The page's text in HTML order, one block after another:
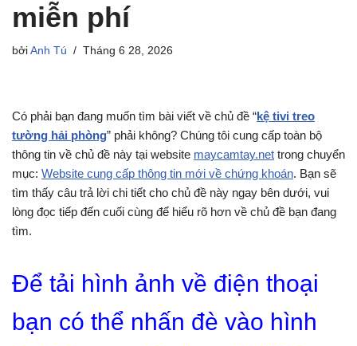
miễn phí
bởi Anh Tú Tháng 6 28, 2026
Có phải bạn đang muốn tìm bài viết về chủ đề “kệ tivi treo
tường hải phòng” phải không? Chúng tôi cung cấp toàn bộ
thông tin về chủ đề này tại website maycamtay.net trong chuyển
mục: Website cung cấp thông tin mới về chứng khoán. Bạn sẽ
tìm thấy câu trả lời chi tiết cho chủ đề này ngay bên dưới, vui
lòng đọc tiếp đến cuối cùng để hiểu rõ hơn về chủ đề bạn đang
tìm.
Để tải hình ảnh về điện thoại
bạn có thể nhấn đè vào hình